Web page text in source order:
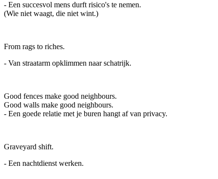
- Een succesvol mens durft risico's te nemen.
(Wie niet waagt, die niet wint.)
From rags to riches.
- Van straatarm opklimmen naar schatrijk.
Good fences make good neighbours.
Good walls make good neighbours.
- Een goede relatie met je buren hangt af van privacy.
Graveyard shift.
- Een nachtdienst werken.